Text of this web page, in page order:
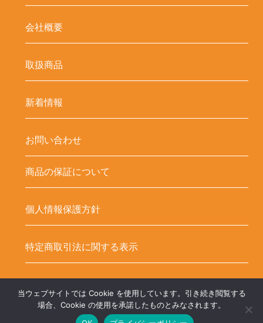
会社概要
取扱商品
新着情報
お問い合わせ
商品の保証について
個人情報保護方針
特定商取引法に関する表示
Copyright © LED-HUBオンラインショップ – LEDテープ関連商品. All
当ウェブサイトでは Cookie を使用しています。引き続き閲覧する
場合、Cookie の使用を承諾したものとみなされます。